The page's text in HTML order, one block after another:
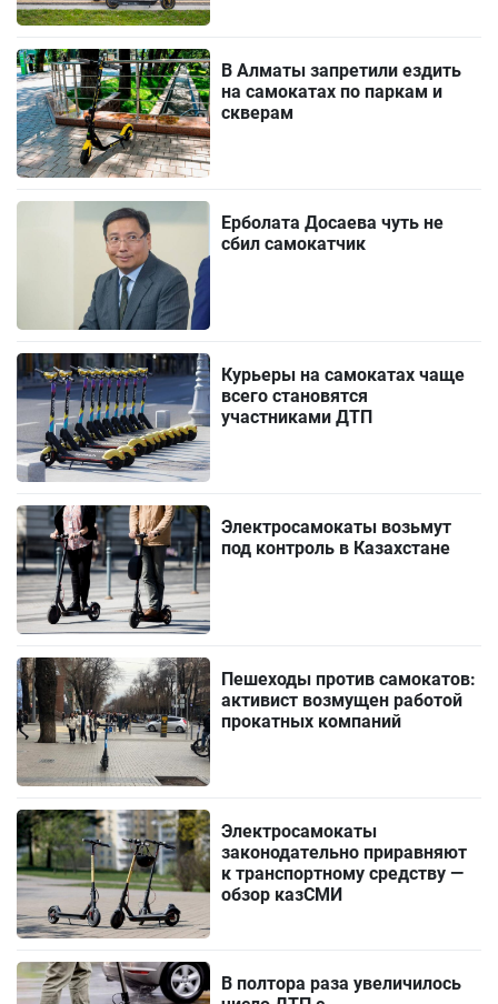
В Алматы запретили ездить
на самокатах по паркам и
скверам
Ерболата Досаева чуть не
сбил самокатчик
Курьеры на самокатах чаще
всего становятся
участниками ДТП
Электросамокаты возьмут
под контроль в Казахстане
Пешеходы против самокатов:
активист возмущен работой
прокатных компаний
Электросамокаты
законодательно приравняют
к транспортному средству —
обзор казСМИ
В полтора раза увеличилось